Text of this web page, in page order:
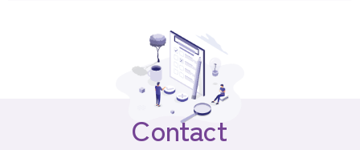
Contact